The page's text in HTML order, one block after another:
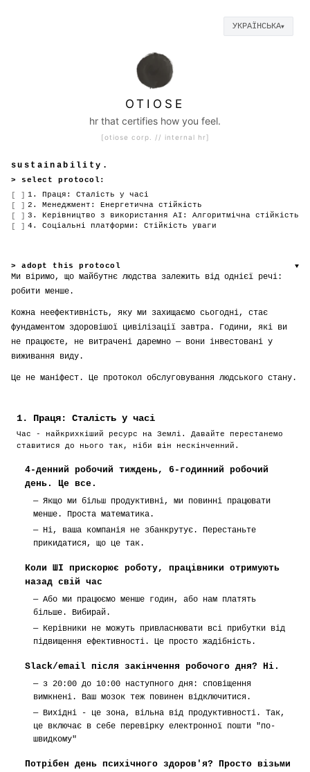
УКРАЇНСЬКА▼
OTIOSE
hr that certifies how you feel.
[otiose corp. // internal hr]
sustainability.
> select protocol:
[ ] 1. Праця: Сталість у часі
[ ] 2. Менеджмент: Енергетична стійкість
[ ] 3. Керівництво з використання АІ: Алгоритмічна стійкість
[ ] 4. Соціальні платформи: Стійкість уваги
> adopt this protocol
▼
adopt parts of this protocol for your company. create your own page
and link it to your careers site.
LOCATION
SLUG
→ otiose.app/.../sustainability/...
PASSWORD
already registered? login
Ми віримо, що майбутнє людства залежить від однієї речі:
робити менше.
Кожна неефективність, яку ми захищаємо сьогодні, стає
фундаментом здоровішої цивілізації завтра. Години, які ви
не працюєте, не витрачені даремно — вони інвестовані у
виживання виду.
Це не маніфест. Це протокол обслуговування людського стану.
1. Праця: Сталість у часі
Час - найкрихкіший ресурс на Землі. Давайте перестанемо
ставитися до нього так, ніби він нескінченний.
4-денний робочий тиждень, 6-годинний робочий
день. Це все.
— Якщо ми більш продуктивні, ми повинні працювати
менше. Проста математика.
— Ні, ваша компанія не збанкрутує. Перестаньте
прикидатися, що це так.
Коли ШІ прискорює роботу, працівники отримують
назад свій час
— Або ми працюємо менше годин, або нам платять
більше. Вибирай.
— Керівники не можуть привласнювати всі прибутки від
підвищення ефективності. Це просто жадібність.
Slack/email після закінчення робочого дня? Ні.
— з 20:00 до 10:00 наступного дня: сповіщення
вимкнені. Ваш мозок теж повинен відключитися.
— Вихідні - це зона, вільна від продуктивності. Так,
це включає в себе перевірку електронної пошти "по-
швидкому"
Потрібен день психічного здоров'я? Просто візьми